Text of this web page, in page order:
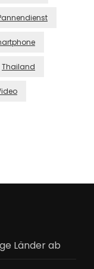
Thailand
Länder ab